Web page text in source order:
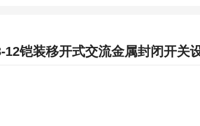
12铠装移开式交流金属封闭开关